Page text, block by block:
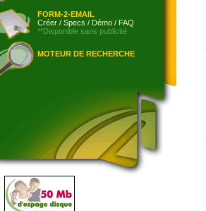
FORM-2-EMAIL
Créer / Specs / Démo / FAQ
**Disponible sans publicité
MOTEUR DE RECHERCHE